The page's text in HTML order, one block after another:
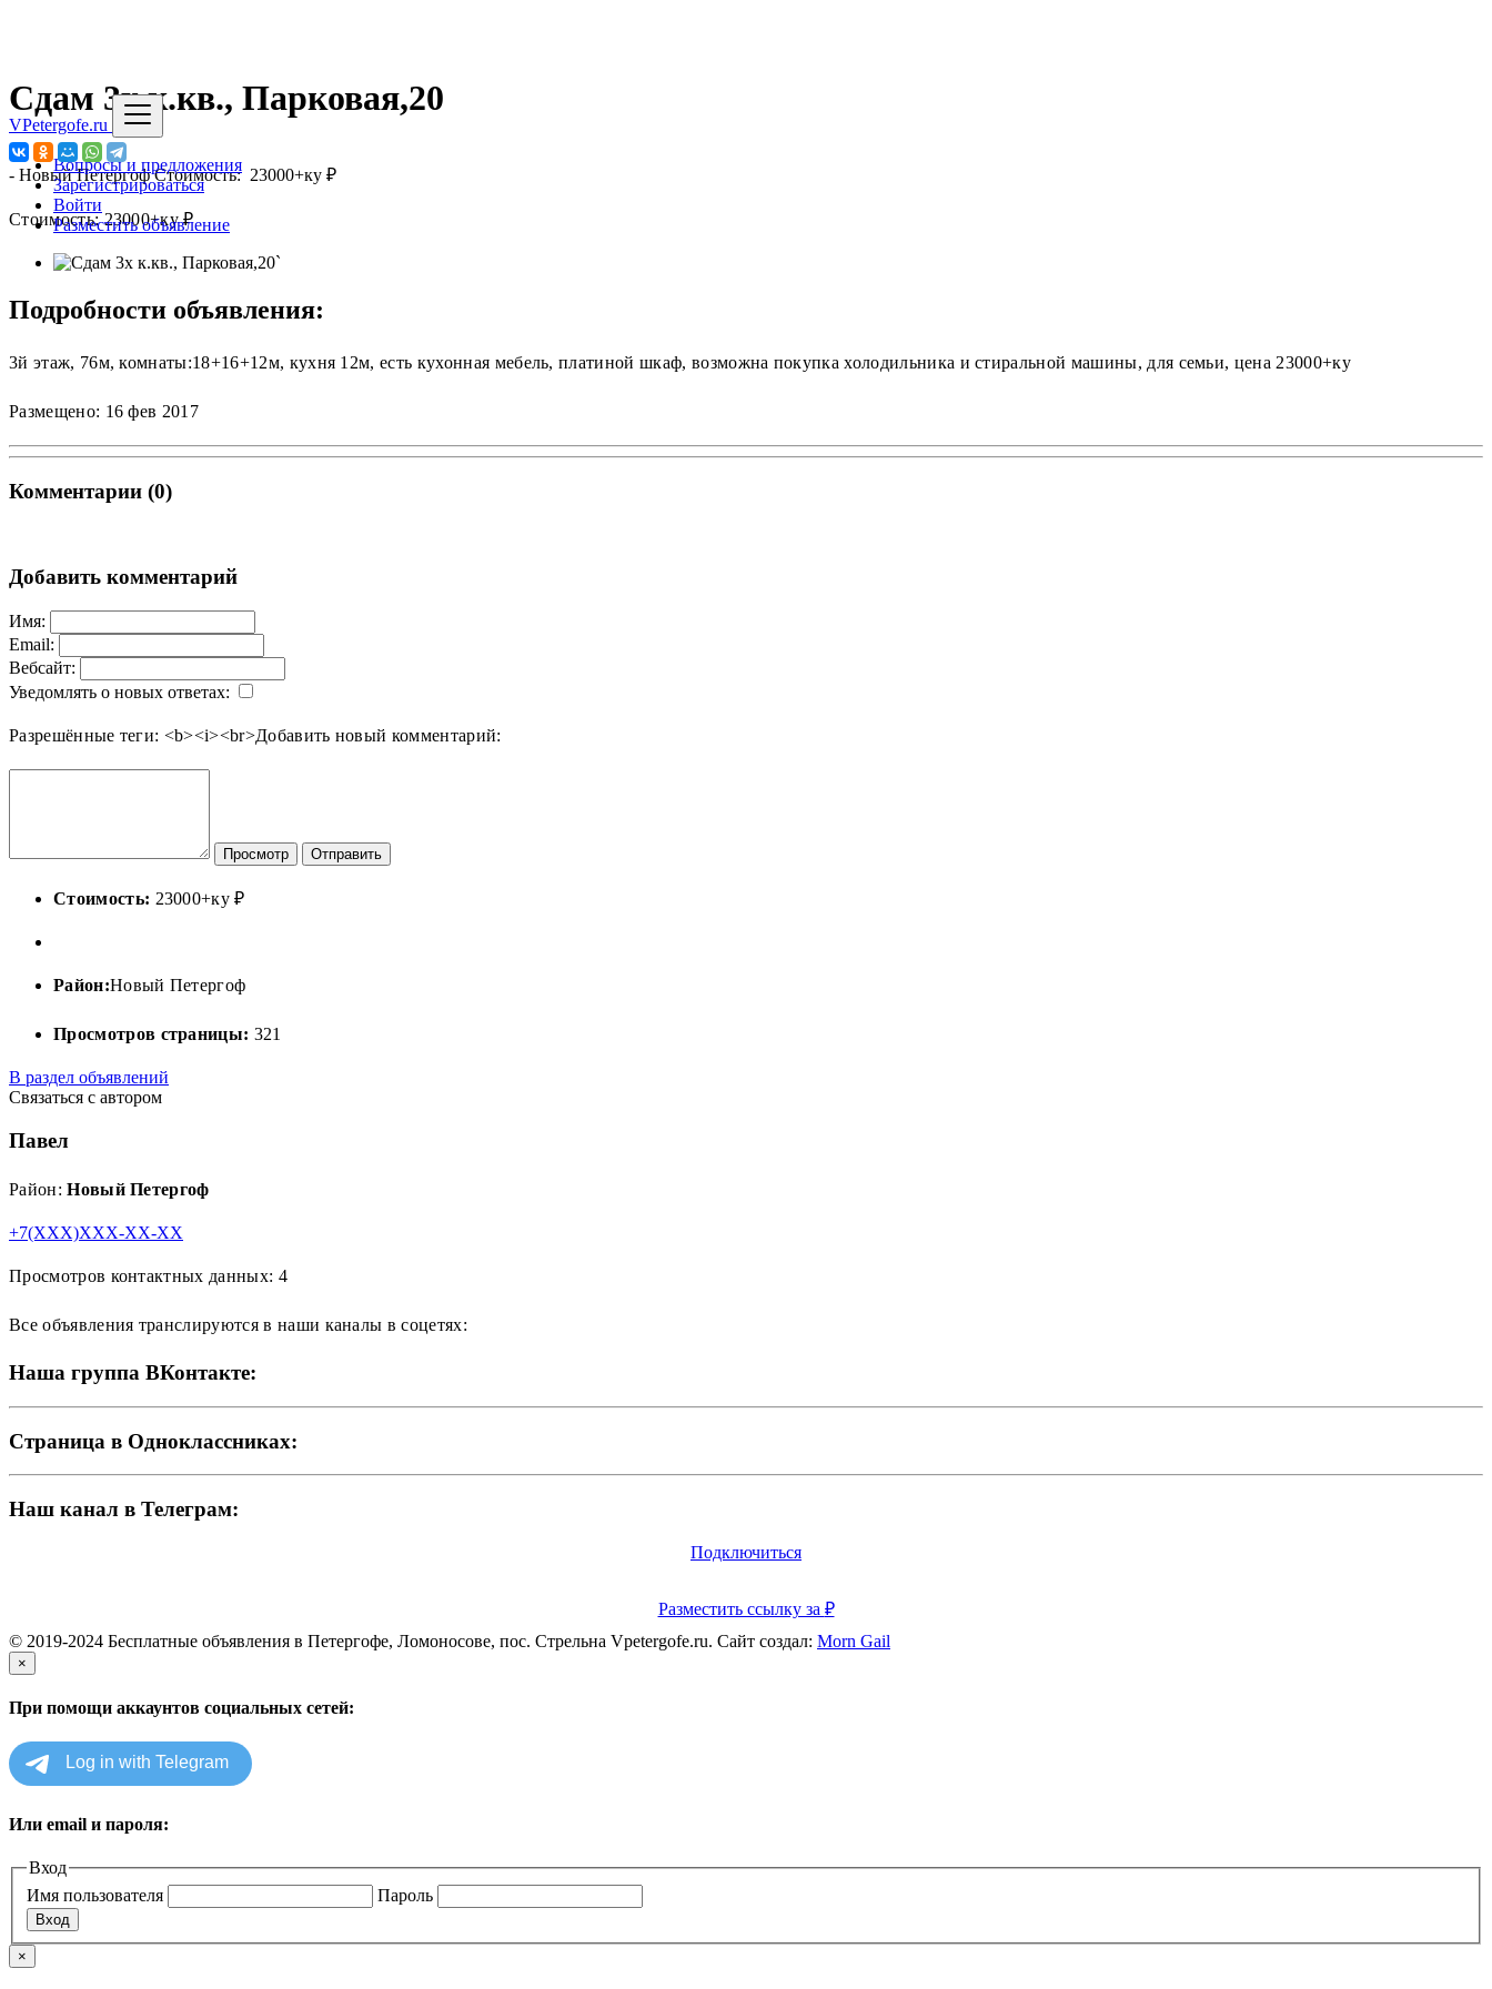
VPetergofe.ru
Вопросы и предложения
Зарегистрироваться
Войти
Разместить объявление
Сдам 3х к.кв., Парковая,20
- Новый ПетергофСтоимость: 23000+ку ₽
Стоимость: 23000+ку ₽
`
Подробности объявления:
3й этаж, 76м, комнаты:18+16+12м, кухня 12м, есть кухонная мебель, платиной шкаф, возможна покупка холодильника и стиральной машины, для семьи, цена 23000+ку
Размещено: 16 фев 2017
Комментарии (0)
Добавить комментарий
Имя:
Email:
Вебсайт:
Уведомлять о новых ответах:
Разрешённые теги: <b><i><br>Добавить новый комментарий:
Просмотр Отправить
Стоимость: 23000+ку ₽
Район:Новый Петергоф
Просмотров страницы: 321
В раздел объявлений
Связаться с автором
Павел
Район:Новый Петергоф
+7(XXX)XXX-XX-XX
Просмотров контактных данных: 4
Все объявления транслируются в наши каналы в соцетях:
Наша группа ВКонтакте:
Страница в Одноклассниках:
Наш канал в Телеграм:
Подключиться
Разместить ссылку за ₽
© 2019-2024 Бесплатные объявления в Петергофе, Ломоносове, пос. Стрельна Vpetergofe.ru. Сайт создал: Morn Gail
×
При помощи аккаунтов социальных сетей:
Или email и пароля:
Вход
Имя пользователя
Пароль
×